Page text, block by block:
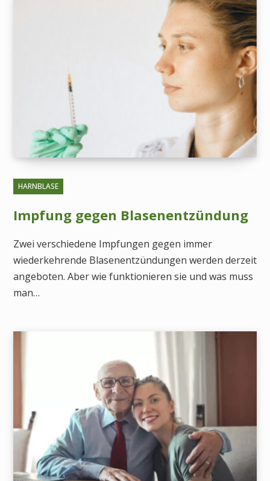
HARNBLASE
Impfung gegen Blasenentzündung
Zwei verschiedene Impfungen gegen immer
wiederkehrende Blasenentzündungen werden derzeit
angeboten. Aber wie funktionieren sie und was muss
man…